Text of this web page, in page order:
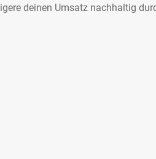
deinen Umsatz nachhaltig